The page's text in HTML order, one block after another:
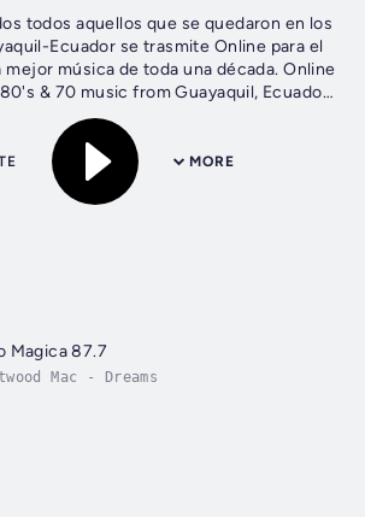
todos aquellos que se quedaron en los
Ecuador se trasmite Online para el
música de toda una década. Online
& 70 music from Guayaquil, Ecuador.
It plays various...
MORE
Magica 87.7
Mac - Dreams